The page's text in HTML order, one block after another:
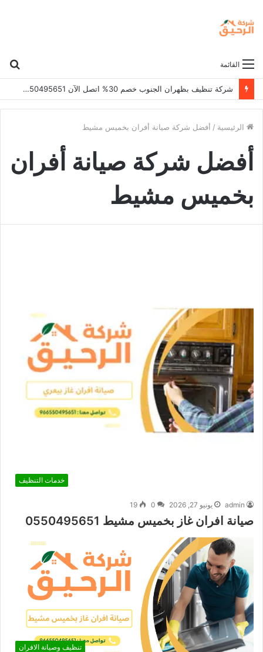
القائمة
شركة تنظيف بظهران الجنوب خصم 30% اتصل الآن 0550495651
الرئيسية / أفضل شركة صيانة أفران بخميس مشيط
أفضل شركة صيانة أفران
بخميس مشيط
خدمات التنظيف
admin يونيو 27, 2026 0
19
صيانة افران غاز بخميس مشيط 0550495651
تنظيف وصيانة الافران